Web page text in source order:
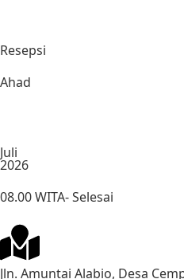
Resepsi
Ahad
Juli
2026
08.00 WITA- Selesai
Jln. Amuntai Alabio, Desa